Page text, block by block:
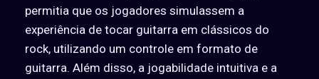
permitia que os jogadores simulassem a
experiência de tocar guitarra em clássicos do
rock, utilizando um controle em formato de
guitarra. Além disso, a jogabilidade intuitiva e a